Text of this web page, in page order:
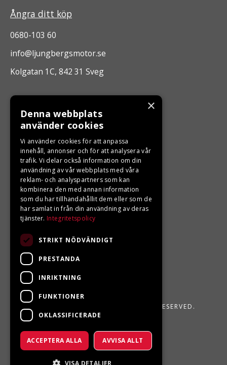
Ångra ditt köp
0680-103 60
info@ljungbergsmotor.se
Kolgatan 1C, 842 31 Sveg
ÖPPETTIDER
Måndag - Fredag 10.00 -17.00
LJUNGBERGS MOTOR
Din BRP återförsäljare i Sveg!
LJUNGBERGS MOTOR 2026. ALL RIGHTS RESERVED.
POWERED BY EMPORI CMS
×
Denna webbplats
använder cookies
Vi använder cookies för att anpassa
innehåll, annonser och för att analysera vår
trafik. Vi delar också information om din
användning av vår webbplats med våra
reklam- och analyspartners som kan
kombinera den med annan information
som du har tillhandahållit dem eller som de
har samlat in från din användning av deras
tjänster. Integritetspolicy
STRIKT NÖDVÄNDIGT
PRESTANDA
INRIKTNING
FUNKTIONER
OKLASSIFICERADE
ACCEPTERA ALLA AVVISA ALLT
VISA DETALJER